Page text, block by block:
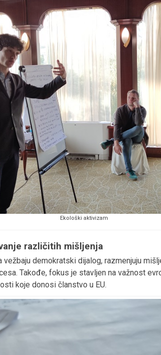
Ekološki aktivizam
različitih mišljenja
demokratski dijalog, razmenjuju
Takođe, fokus je stavljen na važnost
koje donosi članstvo u EU.